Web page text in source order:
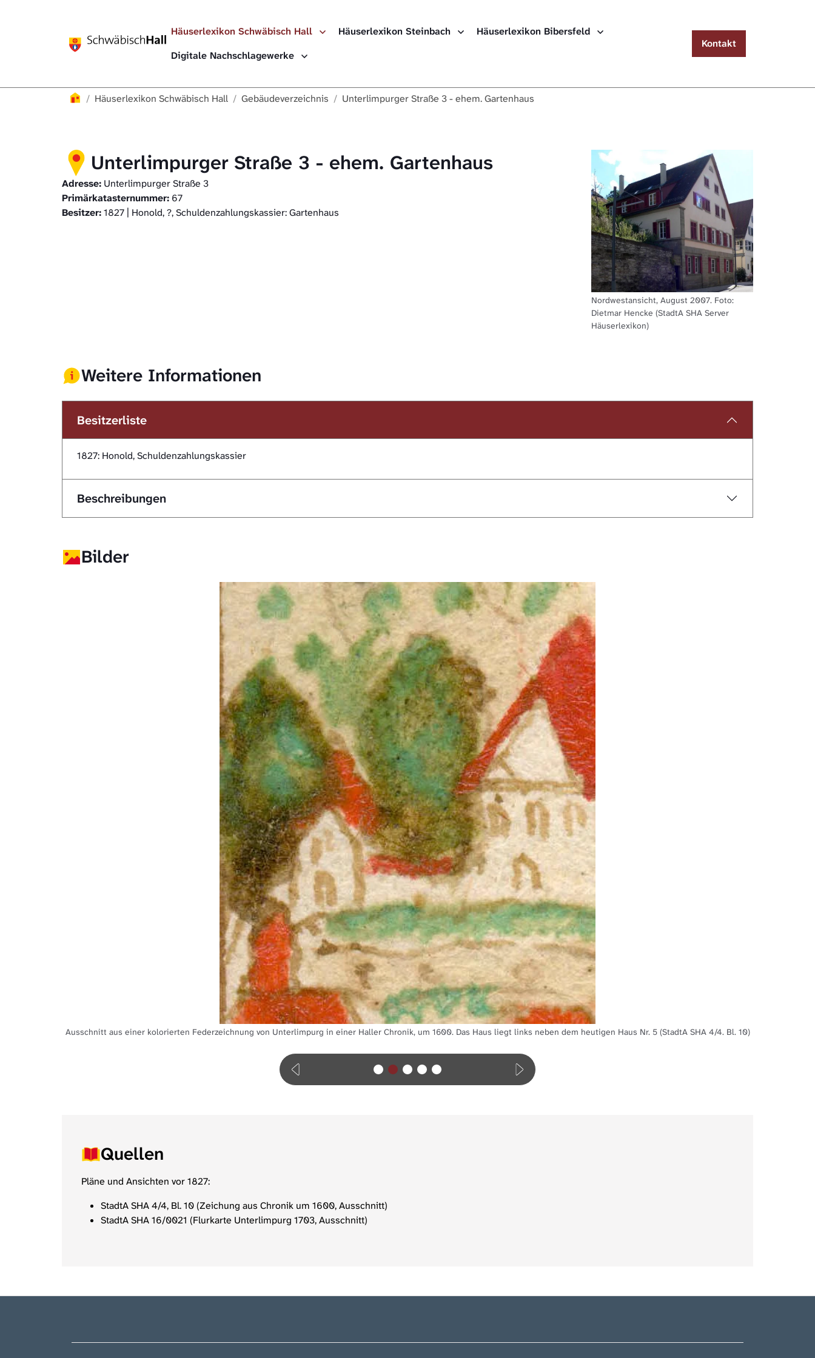
Häuserlexikon Schwäbisch Hall
Häuserlexikon Steinbach
Häuserlexikon Bibersfeld
Digitale Nachschlagewerke
Kontakt
Häuserlexikon
Häuserlexikon Schwäbisch Hall Gebäudeverzeichnis Unterlimpurger Straße 3 - ehem. Gartenhaus
Unterlimpurger Straße 3 - ehem. Gartenhaus
Adresse: Unterlimpurger Straße 3
Primärkatasternummer: 67
Besitzer:1827 | Honold, ?, Schuldenzahlungskassier: Gartenhaus
Nordwestansicht, August 2007. Foto:
Dietmar Hencke (StadtA SHA Server
Häuserlexikon)
Weitere Informationen
Besitzerliste
1827: Honold, Schuldenzahlungskassier
Beschreibungen
Bilder
Ausschnitt aus einer kolorierten Federzeichnung von Unterlimpurg in einer Haller Chronik, um 1600. Das Haus liegt links neben dem heutigen Haus Nr. 5 (StadtA SHA 4/4. Bl. 10)
Quellen
Pläne und Ansichten vor 1827:
StadtA SHA 4/4, Bl. 10 (Zeichung aus Chronik um 1600, Ausschnitt)
StadtA SHA 16/0021 (Flurkarte Unterlimpurg 1703, Ausschnitt)